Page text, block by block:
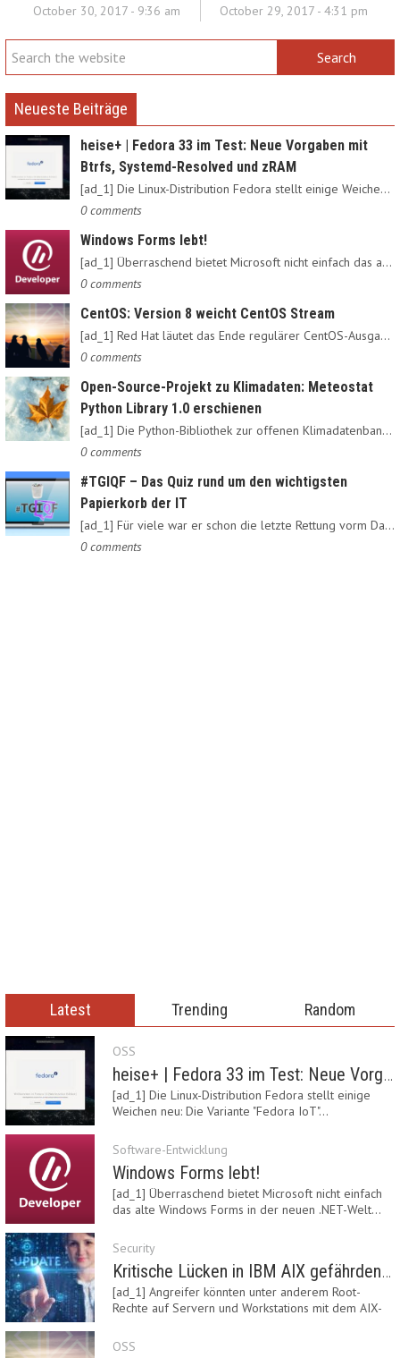
October 30, 2017 - 9:36 am October 29, 2017 - 4:31 pm
Neueste Beiträge
heise+ | Fedora 33 im Test: Neue Vorgaben mit
Btrfs, Systemd-Resolved und zRAM
[ad_1] Die Linux-Distribution Fedora stellt einige Weichen neu:…
0 comments
Windows Forms lebt!
[ad_1] Überraschend bietet Microsoft nicht einfach das alte…
0 comments
CentOS: Version 8 weicht CentOS Stream
[ad_1] Red Hat läutet das Ende regulärer CentOS-Ausgaben ein:…
0 comments
Open-Source-Projekt zu Klimadaten: Meteostat
Python Library 1.0 erschienen
[ad_1] Die Python-Bibliothek zur offenen Klimadatenbank Meteostat…
0 comments
#TGIQF – Das Quiz rund um den wichtigsten
Papierkorb der IT
[ad_1] Für viele war er schon die letzte Rettung vorm Daten-Nirvana:…
0 comments
Latest Trending Random
OSS
heise+ | Fedora 33 im Test: Neue Vorgaben mit Btrfs, Systemd-Resolved und zRAM
[ad_1] Die Linux-Distribution Fedora stellt einige
Weichen neu: Die Variante "Fedora IoT"…
Software-Entwicklung
Windows Forms lebt!
[ad_1] Überraschend bietet Microsoft nicht einfach
das alte Windows Forms in der neuen .NET-Welt…
Security
Kritische Lücken in IBM AIX gefährden Server
[ad_1] Angreifer könnten unter anderem Root-
Rechte auf Servern und Workstations mit dem AIX-
OSS